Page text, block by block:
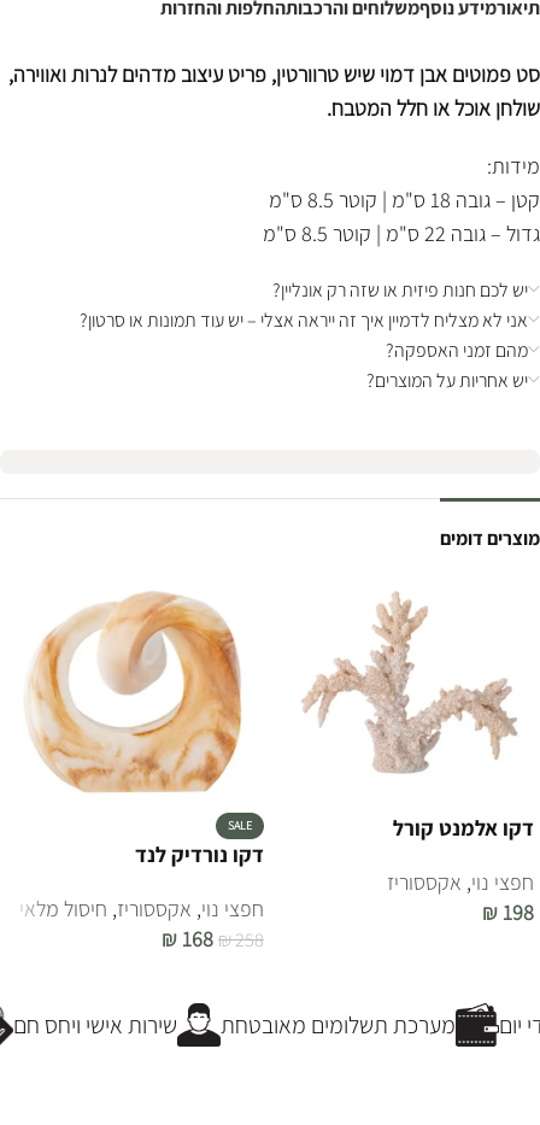
תיאורמידע נוסףמשלוחים והרכבותהחלפות והחזרות
סט פמוטים אבן דמוי שיש טרוורטין, פריט עיצוב מדהים לנרות ואווירה,
שולחן אוכל או חלל המטבח.
מידות:
קטן – גובה 18 ס"מ | קוטר 8.5 ס"מ
גדול – גובה 22 ס"מ | קוטר 8.5 ס"מ
יש לכם חנות פיזית או שזה רק אונליין?
אני לא מצליח לדמיין איך זה ייראה אצלי – יש עוד תמונות או סרטון?
מהם זמני האספקה?
יש אחריות על המוצרים?
מוצרים דומים
דקו אלמנט קורל
חפצי נוי, אקססוריז
₪ 198
SALE
דקו נורדיק לנד
חפצי נוי, אקססוריז, חיסול מלאי
₪258
₪ 168
שירות אישי ויחס חם מערכת תשלומים מאובטחת